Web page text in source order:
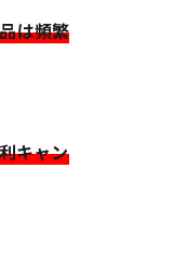
は頻繁
キャン